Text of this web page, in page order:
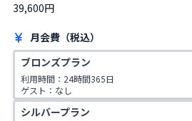
39,600円
月会費（税込）
ブロンズプラン
利用時間：24時間365日
ゲスト：なし
シルバープラン